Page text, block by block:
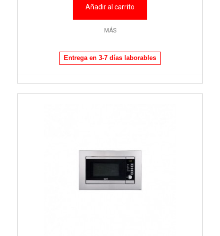
Añadir al carrito
MÁS
Entrega en 3-7 días laborables